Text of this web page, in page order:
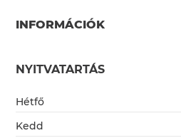
INFORMÁCIÓK
NYITVATARTÁS
Hétfő
Kedd